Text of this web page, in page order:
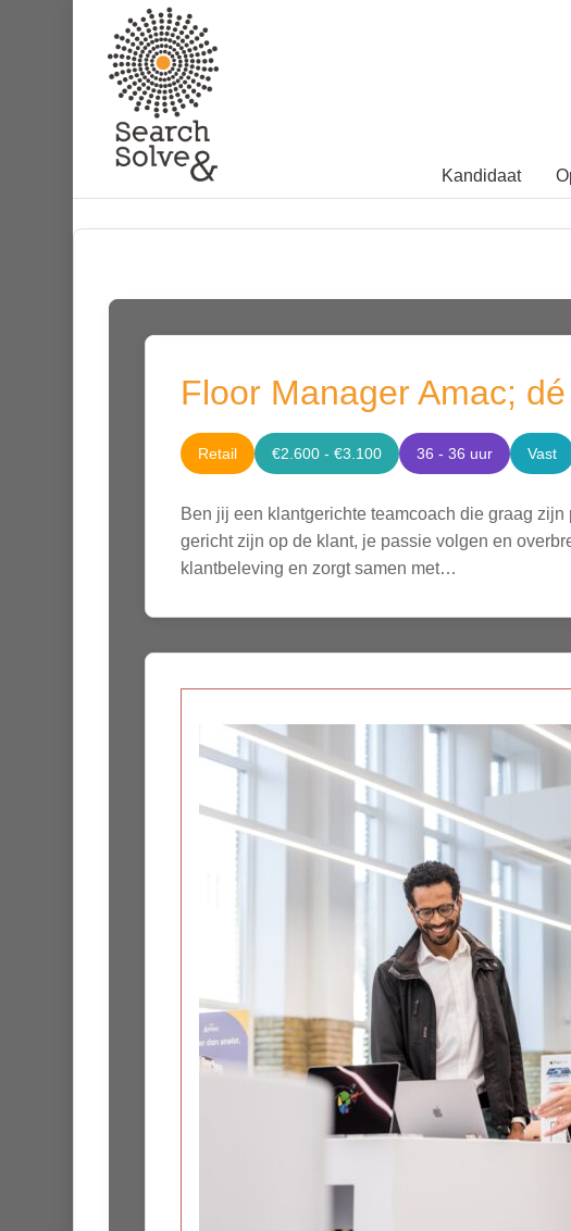
Kandidaat
Floor Manager Amac;
Retail €2.600 - €3.100 36 - 36 uur Vast
Ben jij een klantgerichte teamcoach die graag
gericht zijn op de klant, je passie volgen en
klantbeleving en zorgt samen met…